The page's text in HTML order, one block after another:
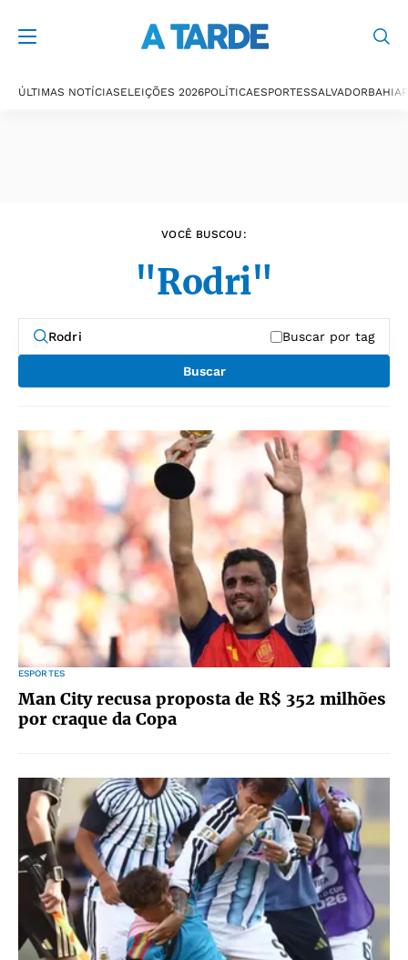
ÚLTIMAS NOTÍCIASELEIÇÕES 2026POLÍTICAESPORTESSALVADORBAHIA
VOCÊ BUSCOU:
"Rodri"
Buscar por tag
Buscar
ESPORTES
Man City recusa proposta de R$ 352 milhões
por craque da Copa